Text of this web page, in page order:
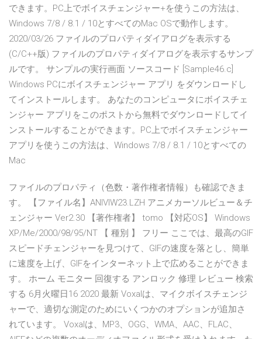
できます。PC上でボイスチェンジャー+を使うこの方法は、
Windows 7/8 / 8.1 / 10とすべてのMac OSで動作します。
2020/03/26 ファイルのプロパティダイアログを表示する
(C/C++版) ファイルのプロパティダイアログを表示するサンプ
ルです。 サンプルの実行画面 ソースコード [Sample46.c]
Windows PCにボイスチェンジャー アプリ をダウンロードし
てインストールします。 あなたのコンピュータにボイスチェ
ンジャー アプリをこのポストから無料でダウンロードしてイ
ンストールすることができます。PC上でボイスチェンジャー
アプリを使うこの方法は、Windows 7/8 / 8.1 / 10とすべての
Mac
ファイルのプロパティ（色数・著作権者情報）も確認できま
す。 【ファイル名】ANIVIW23.LZH アニメカーソルビュー＆チ
ェンジャー Ver2.30 【著作権者】 tomo 【対応OS】 Windows
XP/Me/2000/98/95/NT 【 種別 】 フリー ここでは、最高のGIF
スピードチェンジャーを見つけて、GIFの速度を落とし、簡単
に速度を上げ、GIFをインターネット上で広めることができま
す。 ホーム モニター 回復する アンロック 修理 レビュー 検索
する 6月火曜日16 2020 最新 Voxalは、マイクボイスチェンジ
ャーで、適切な測定のためにいくつかのオプションが追加さ
れています。 Voxalは、MP3、OGG、WMA、AAC、FLAC、